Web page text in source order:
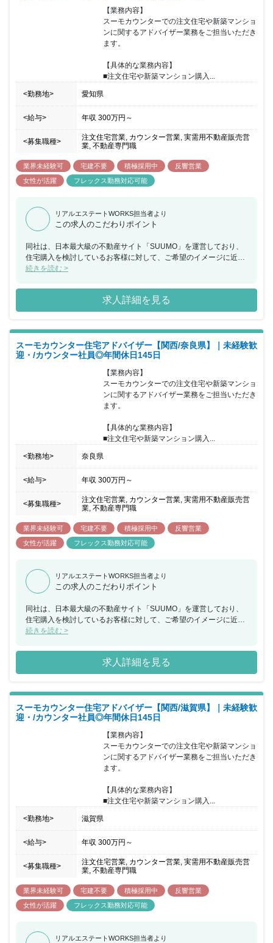
までの女性が活躍しており、個人や店舗内での取り組みで非常に成
果が出た場合などは、『MVP』『MVT』として表彰を受け、事業の
施策として反映されることもあります。半期毎に紹介数・契約率・
カスタマーアンケートなどを総合的に振り返り、強みを評価し、弱
みは克服方法を一緒に考えています。チームで目標設定の上、達成
をチームで目指しています。
【業務内容】
スーモカウンターでの注文住宅や新築マンショ
ンに関するアドバイザー業務をご担当いただき
ます。
【具体的な業務内容】
■注文住宅や新築マンション購入...
<勤務地> 愛知県
<給与> 年収 300万円 ～
<募集職種>
注文住宅営業, カウンター営業, 実需用不動産販売営
業, 不動産専門職
業界未経験可 宅建不要 積極採用中
反響営業
女性が活躍
フレックス勤務対応可能
リアルエステートWORKS担当者より
この求人のこだわりポイント
同社は、日本最大級の不動産サイト「SUUMO」を運営しており、
住宅購入を検討しているお客様に対して、ご希望のイメージに近い
住宅・マンションを提供できるハウスメーカーや工務店を無料でご
回、福岡県にてスーモカウンターでの注文住宅や新築マンションに
関するアドバイザー業務をご担当いただける方を募集することとな
りました。お客様はご予約の上来店されるため、1組ごとに2時間程
間に必ずチームで相談する時間を設けているため、不動産未経験の
方でも安心をいただけるような環境であり、チームで協力をしなが
らお客様に向き合いご提案することが可能です。20代～40 代前半
までの女性が活躍しており、個人や店舗内での取り組みで非常に成
果が出た場合などは、『MVP』『MVT』として表彰を受け、事業の
施策として反映されることもあります。半期毎に紹介数・契約率・
カスタマーアンケートなどを総合的に振り返り、強みを評価し、弱
みは克服方法を一緒に考えています。チームで目標設定の上、達成
をチームで目指しています。
続きを読む >
求人詳細を見る
スーモカウンター住宅アドバイザー【関西/奈良県】｜未経験歓
迎・/カウンター社員◎年間休日145日
【業務内容】
スーモカウンターでの注文住宅や新築マンショ
ンに関するアドバイザー業務をご担当いただき
ます。
【具体的な業務内容】
■注文住宅や新築マンション購入...
<勤務地> 奈良県
<給与> 年収 300万円 ～
<募集職種>
注文住宅営業, カウンター営業, 実需用不動産販売営
業, 不動産専門職
業界未経験可 宅建不要 積極採用中
反響営業
女性が活躍
フレックス勤務対応可能
リアルエステートWORKS担当者より
この求人のこだわりポイント
同社は、日本最大級の不動産サイト「SUUMO」を運営しており、
住宅購入を検討しているお客様に対して、ご希望のイメージに近い
住宅・マンションを提供できるハウスメーカーや工務店を無料でご
回、福岡県にてスーモカウンターでの注文住宅や新築マンションに
関するアドバイザー業務をご担当いただける方を募集することとな
りました。お客様はご予約の上来店されるため、1組ごとに2時間程
間に必ずチームで相談する時間を設けているため、不動産未経験の
方でも安心をいただけるような環境であり、チームで協力をしなが
らお客様に向き合いご提案することが可能です。20代～40 代前半
までの女性が活躍しており、個人や店舗内での取り組みで非常に成
果が出た場合などは、『MVP』『MVT』として表彰を受け、事業の
施策として反映されることもあります。半期毎に紹介数・契約率・
カスタマーアンケートなどを総合的に振り返り、強みを評価し、弱
みは克服方法を一緒に考えています。チームで目標設定の上、達成
をチームで目指しています。
続きを読む >
求人詳細を見る
スーモカウンター住宅アドバイザー【関西/滋賀県】｜未経験歓
迎・/カウンター社員◎年間休日145日
【業務内容】
スーモカウンターでの注文住宅や新築マンショ
ンに関するアドバイザー業務をご担当いただき
ます。
【具体的な業務内容】
■注文住宅や新築マンション購入...
<勤務地> 滋賀県
<給与> 年収 300万円 ～
<募集職種>
注文住宅営業, カウンター営業, 実需用不動産販売営
業, 不動産専門職
業界未経験可 宅建不要 積極採用中
反響営業
女性が活躍
フレックス勤務対応可能
リアルエステートWORKS担当者より